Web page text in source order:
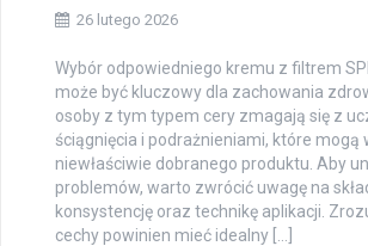
26 lutego 2026
Wybór odpowiedniego kremu z filtrem
może być kluczowy dla zachowania
osoby z tym typem cery zmagają się z
ściągnięcia i podrażnieniami, które mogą
niewłaściwie dobranego produktu. Aby
problemów, warto zwrócić uwagę na
konsystencję oraz technikę aplikacji.
cechy powinien mieć idealny […]